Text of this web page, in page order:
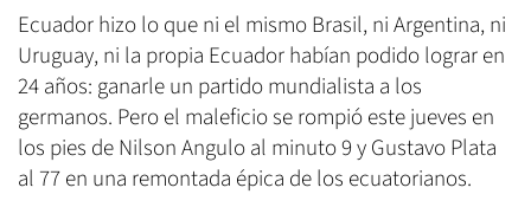
Ecuador hizo lo que ni el mismo Brasil, ni Argentina, ni
Uruguay, ni la propia Ecuador habían podido lograr en
24 años: ganarle un partido mundialista a los
germanos. Pero el maleficio se rompió este jueves en
los pies de Nilson Angulo al minuto 9 y Gustavo Plata
al 77 en una remontada épica de los ecuatorianos.